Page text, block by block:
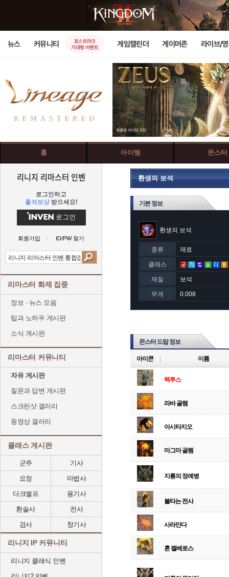
뉴스 커뮤니티
로스트아크
기대평 이벤트
게임캘린더 게이머존 라이브/
홈 아이템 몬스터
리니지 리마스터 인벤
로그인하고
출석보상 받으세요!
로그인
회원가입 ID/PW 찾기
리마스터 화제 집중
정보 · 뉴스 모음
팁과 노하우 게시판
소식 게시판
리마스터 커뮤니티
자유 게시판
질문과 답변 게시판
스크린샷 갤러리
동영상 갤러리
클래스 게시판
군주
기사
요정
마법사
다크엘프
용기사
환술사
전사
검사
창기사
리니지 IP 커뮤니티
리니지 클래식 인벤
환생의 보석
기본 정보
환생의 보석
종류 재료
클래스
재질 보석
무게 0.008
몬스터 드랍 정보
아이콘 이름
텍투스
라바 골렘
아시타지오
마그마 골렘
지룡의 정예병
불타는 전사
사라만다
혼 켈베로스